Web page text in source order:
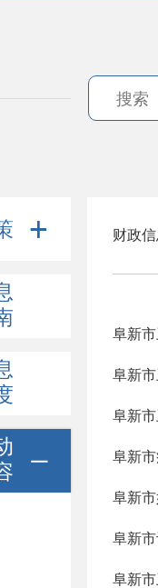
财政
阜新
阜新
阜新
阜新
阜新
阜新
阜新